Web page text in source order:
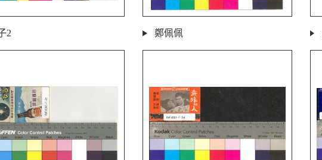
2 鄭佩佩